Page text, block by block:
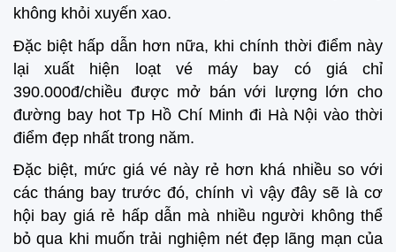
không khỏi xuyến xao.
Đặc biệt hấp dẫn hơn nữa, khi chính thời điểm này
lại xuất hiện loạt vé máy bay có giá chỉ
390.000đ/chiều được mở bán với lượng lớn cho
đường bay hot Tp Hồ Chí Minh đi Hà Nội vào thời
điểm đẹp nhất trong năm.
Đặc biệt, mức giá vé này rẻ hơn khá nhiều so với
các tháng bay trước đó, chính vì vậy đây sẽ là cơ
hội bay giá rẻ hấp dẫn mà nhiều người không thể
bỏ qua khi muốn trải nghiệm nét đẹp lãng mạn của